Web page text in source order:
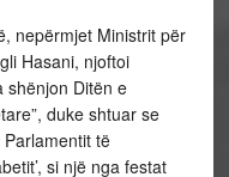
nepërmjet Ministrit për
Hasani, njoftoi
shënjon Ditën e
duke shtuar se
Parlamentit të
si një nga festat